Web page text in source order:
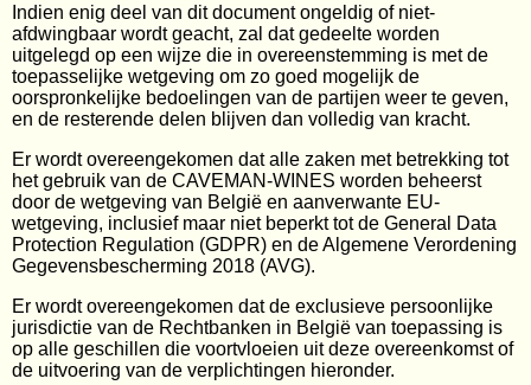
Indien enig deel van dit document ongeldig of niet-
afdwingbaar wordt geacht, zal dat gedeelte worden
uitgelegd op een wijze die in overeenstemming is met de
toepasselijke wetgeving om zo goed mogelijk de
oorspronkelijke bedoelingen van de partijen weer te geven,
en de resterende delen blijven dan volledig van kracht.
Er wordt overeengekomen dat alle zaken met betrekking tot
het gebruik van de CAVEMAN-WINES worden beheerst
door de wetgeving van België en aanverwante EU-
wetgeving, inclusief maar niet beperkt tot de General Data
Protection Regulation (GDPR) en de Algemene Verordening
Gegevensbescherming 2018 (AVG).
Er wordt overeengekomen dat de exclusieve persoonlijke
jurisdictie van de Rechtbanken in België van toepassing is
op alle geschillen die voortvloeien uit deze overeenkomst of
de uitvoering van de verplichtingen hieronder.